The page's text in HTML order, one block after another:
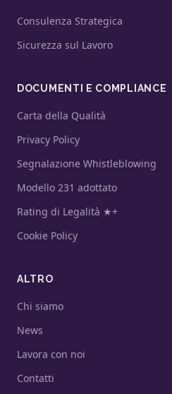
Consulenza Strategica
Sicurezza sul Lavoro
DOCUMENTI E COMPLIANCE
Carta della Qualità
Privacy Policy
Segnalazione Whistleblowing
Modello 231 adottato
Rating di Legalità ★+
Cookie Policy
ALTRO
Chi siamo
News
Lavora con noi
Contatti